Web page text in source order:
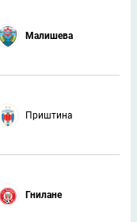
Малишева
Приштина
Гнилане